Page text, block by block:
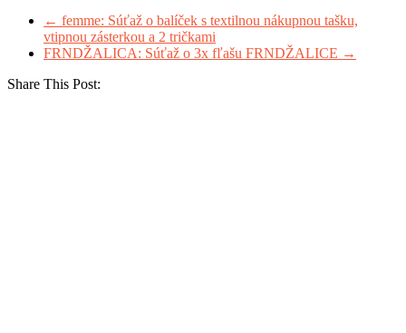
← femme: Súťaž o balíček s textilnou nákupnou tašku,
vtipnou zásterkou a 2 tričkami
FRNDŽALICA: Súťaž o 3x fľašu FRNDŽALICE →
Share This Post: